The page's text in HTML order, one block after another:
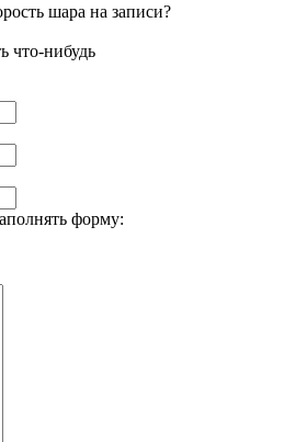
шара на записи?
что-нибудь
форму: